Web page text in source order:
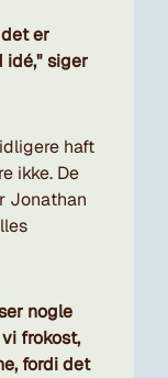
er
idé," siger
haft
ikke. De
Jonathan
nogle
frokost,
fordi det